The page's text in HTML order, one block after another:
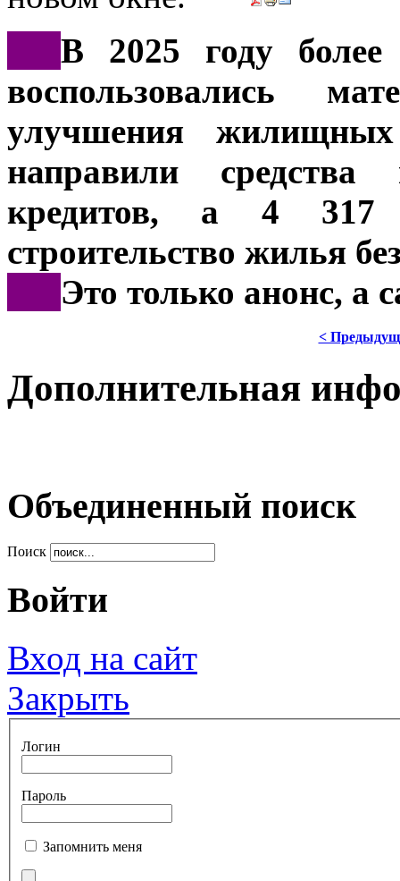
В 2025 году
воспользовались
улучшения
направили
кредитов, а 4 317
строительство жилья
Это только анонс, а
<
Дополнительная
Объединенный поиск
Поиск
Войти
Вход на сайт
Закрыть
Логин
Пароль
Запомнить меня